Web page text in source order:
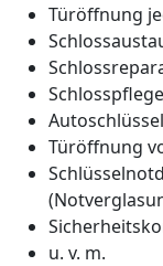
Türöffnung
Türöffnung
u. v. m.